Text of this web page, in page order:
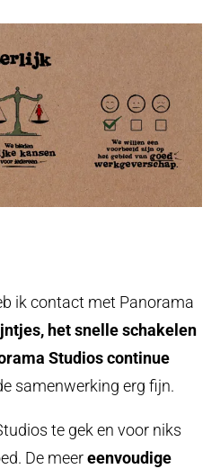
ik contact met Panorama
het snelle schakelen
Studios continue
samenwerking erg fijn.
te gek en voor niks
De meereenvoudige
de privacyverklaring